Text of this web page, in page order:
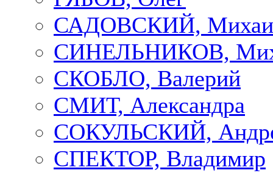
САДОВСКИЙ,
СИНЕЛЬНИКОВ,
СКОБЛО, Валерий
СМИТ, Александра
СОКУЛЬСКИЙ,
СПЕКТОР, Владимир